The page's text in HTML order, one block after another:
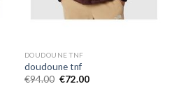
DOUDOUNE TNF
doudoune tnf
€94.00 €72.00